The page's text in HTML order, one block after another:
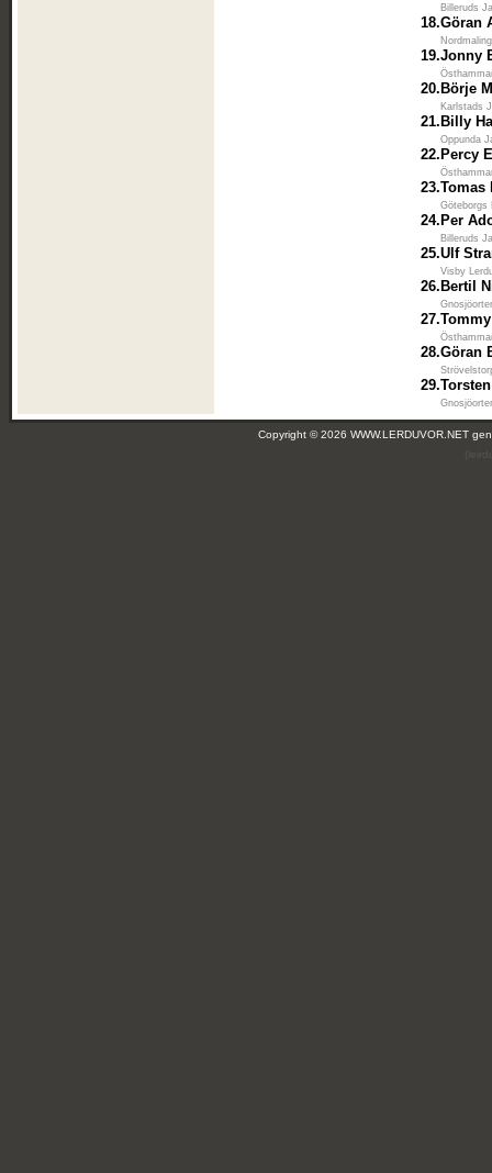
Billeruds
18.Göran
19.Jonny
20. Börje
Karlstads
21. Billy
Oppunda
22. Percy
23.Tomas
Göteborgs
24. Per
Billeruds
25.Ulf
Visby
26. Bertil
27.
28.Göran
29.
Copyright © 2026 WWW.LERDUVOR.NET